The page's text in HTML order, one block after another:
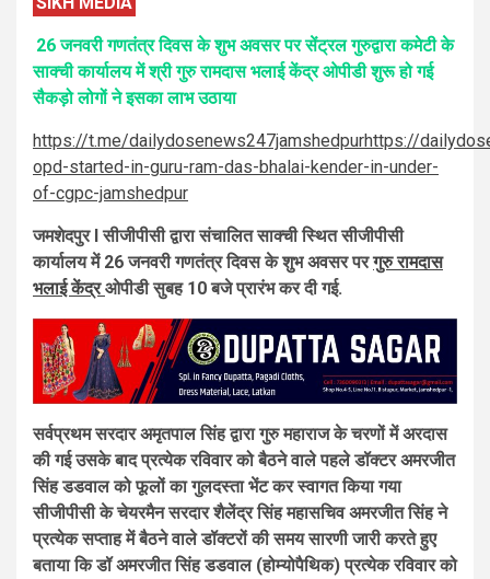
26 जनवरी गणतंत्र दिवस के शुभ अवसर पर सेंट्रल गुरुद्वारा कमेटी के
साक्ची कार्यालय में श्री गुरु रामदास भलाई केंद्र ओपीडी शुरू हो गई
सैकड़ो लोगों ने इसका लाभ उठाया
https://t.me/dailydosenews247jamshedpurhttps://
opd-started-in-guru-ram-das-bhalai-kender-in-under-
of-cgpc-jamshedpur
जमशेदपुर I सीजीपीसी द्वारा संचालित साक्ची स्थित सीजीपीसी
कार्यालय में 26 जनवरी गणतंत्र दिवस के शुभ अवसर परगुरु रामदास
भलाई केंद्रओपीडी सुबह 10 बजे प्रारंभ कर दी गई.
सर्वप्रथम सरदार अमृतपाल सिंह द्वारा गुरु महाराज के चरणों में अरदास
की गई उसके बाद प्रत्येक रविवार को बैठने वाले पहले डॉक्टर अमरजीत
सिंह डडवाल को फूलों का गुलदस्ता भेंट कर स्वागत किया गया
सीजीपीसी के चेयरमैन सरदार शैलेंद्र सिंह महासचिव अमरजीत सिंह ने
प्रत्येक सप्ताह में बैठने वाले डॉक्टरों की समय सारणी जारी करते हुए
बताया कि डॉ अमरजीत सिंह डडवाल (होम्योपैथिक) प्रत्येक रविवार को